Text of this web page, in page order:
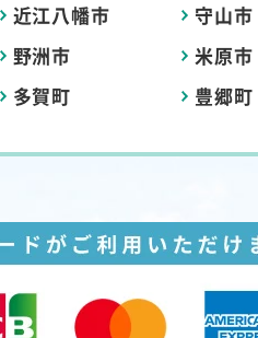
近江八幡市 守山市
野洲市 米原市
多賀町 豊郷町